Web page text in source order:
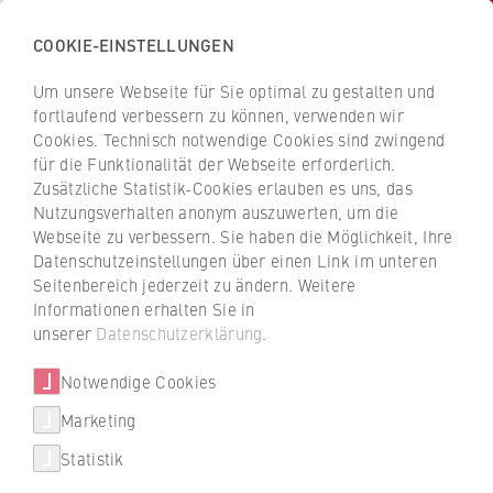
Z
u
ü
k
u
S
a
H
c
h
s
c
h
u
l
e
f
r
W
i
r
Z
u
r
ü
c
k
z
u
r
t
a
t
Über uns
Begrüßung
Studierende aus der Ukraine
starten an der HWR Berlin
Rund 30 ukrainische Studierende sind im
April 2022 in ihr Studium gestartet.
Hochschulpräsident Prof. Dr. Andreas Zaby
und Vizepräsidentin Prof. Dr. Susanne
Meyer hießen sie herzlich willkommen.
COOKIE-EINSTELLUNGEN
Um unsere Webseite für Sie optimal zu gestalten und
fortlaufend verbessern zu können, verwenden wir
Cookies. Technisch notwendige Cookies sind zwingend
für die Funktionalität der Webseite erforderlich.
Zusätzliche Statistik-Cookies erlauben es uns, das
Nutzungsverhalten anonym auszuwerten, um die
Webseite zu verbessern. Sie haben die Möglichkeit, Ihre
Datenschutzeinstellungen über einen Link im unteren
Seitenbereich jederzeit zu ändern. Weitere
Informationen erhalten Sie in
unserer Datenschutzerklärung
Notwendige Cookies
Marketing
Statistik